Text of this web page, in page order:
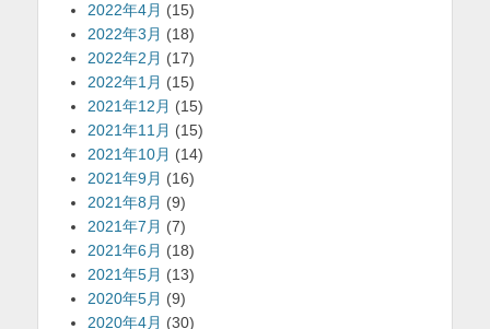
2022年4月 (15)
2022年3月 (18)
2022年2月 (17)
2022年1月 (15)
2021年12月 (15)
2021年11月 (15)
2021年10月 (14)
2021年9月 (16)
2021年8月 (9)
2021年7月 (7)
2021年6月 (18)
2021年5月 (13)
2020年5月 (9)
2020年4月 (30)